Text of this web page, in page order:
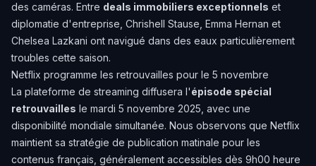
des caméras. Entre deals immobiliers exceptionnels et
diplomatie d'entreprise, Chrishell Stause, Emma Hernan et
Chelsea Lazkani ont navigué dans des eaux particulièrement
troubles cette saison.
Netflix programme les retrouvailles pour le 5 novembre
La plateforme de streaming diffusera l'épisode spécial
retrouvailles le mardi 5 novembre 2025, avec une
disponibilité mondiale simultanée. Nous observons que Netflix
maintient sa stratégie de publication matinale pour les
contenus français, généralement accessibles dès 9h00 heure